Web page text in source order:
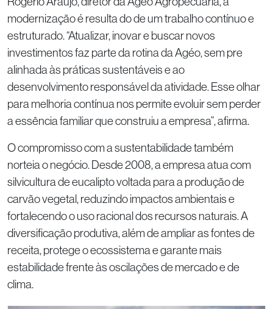
modernização é resulta do de um trabalho contínuo e
estruturado. “Atualizar, inovar e buscar novos
investimentos faz parte da rotina da Agéo, sem pre
alinhada às práticas sustentáveis e ao
desenvolvimento responsável da atividade. Esse olhar
para melhoria contínua nos permite evoluir sem perder
a essência familiar que construiu a empresa”, afirma.
O compromisso com a sustentabilidade também
norteia o negócio. Desde 2008, a empresa atua com
silvicultura de eucalipto voltada para a produção de
carvão vegetal, reduzindo impactos ambientais e
fortalecendo o uso racional dos recursos naturais. A
diversificação produtiva, além de ampliar as fontes de
receita, protege o ecossistema e garante mais
estabilidade frente às oscilações de mercado e de
clima.